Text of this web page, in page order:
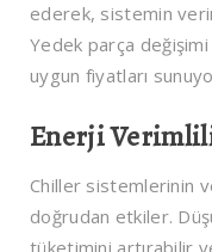
ederek, sistemin
Yedek parça
uygun fiyatları
Enerji
Chiller sistemlerinin
doğrudan etkiler.